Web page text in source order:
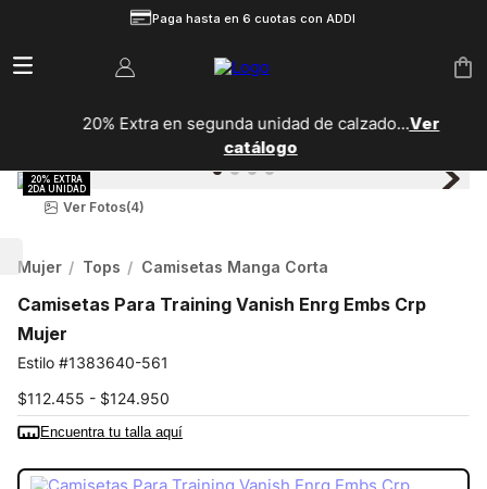
Paga hasta en 6 cuotas con ADDI
20% Extra en segunda unidad de calzado...Ver
catálogo
Ver Fotos(4)
Mujer Tops Camisetas Manga Corta
Camisetas Para Training Vanish Enrg Embs Crp
Mujer
1383640-561
$112.455 - $124.950
Encuentra tu talla aquí